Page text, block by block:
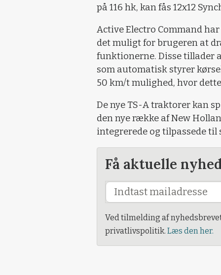
på 116 hk, kan fås 12x12
Active Electro Command
det muligt for brugeren at
funktionerne. Disse tillader
som automatisk styrer
50 km/t mulighed, hvor
De nye TS-A traktorer kan
den nye række af New
integrerede og tilpassede til
Få aktuelle
Ved tilmelding af
privatlivspolitik. Læs den her.